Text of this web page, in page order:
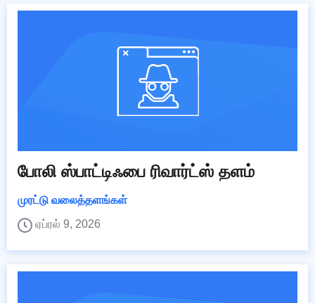
போலி ஸ்பாட்டிஃபை ரிவார்ட்ஸ் தளம்
முரட்டு வலைத்தளங்கள்
ஏப்ரல் 9, 2026